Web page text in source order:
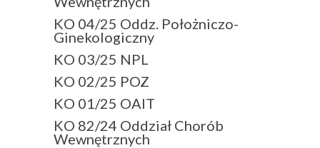
KO 04/25 Oddz. Położniczo-
Ginekologiczny
KO 03/25 NPL
KO 02/25 POZ
KO 01/25 OAIT
KO 82/24 Oddział Chorób
Wewnętrznych